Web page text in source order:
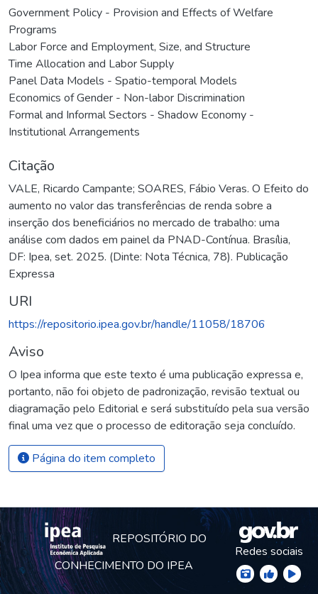
Government Policy - Provision and Effects of Welfare
Programs
Labor Force and Employment, Size, and Structure
Time Allocation and Labor Supply
Panel Data Models - Spatio-temporal Models
Economics of Gender - Non-labor Discrimination
Formal and Informal Sectors - Shadow Economy -
Institutional Arrangements
Citação
VALE, Ricardo Campante; SOARES, Fábio Veras. O Efeito do
aumento no valor das transferências de renda sobre a
inserção dos beneficiários no mercado de trabalho: uma
análise com dados em painel da PNAD-Contínua. Brasília,
DF: Ipea, set. 2025. (Dinte: Nota Técnica, 78). Publicação
Expressa
URI
https://repositorio.ipea.gov.br/handle/11058/18706
Aviso
O Ipea informa que este texto é uma publicação expressa e,
portanto, não foi objeto de padronização, revisão textual ou
diagramação pelo Editorial e será substituído pela sua versão
final uma vez que o processo de editoração seja concluído.
Página do item completo
REPOSITÓRIO DO
CONHECIMENTO DO IPEA
Redes sociais